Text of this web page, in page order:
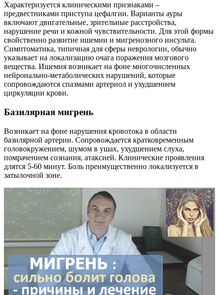
Характеризуется клиническими признаками –
предвестниками приступа цефалгии. Варианты ауры
включают двигательные, зрительные расстройства,
нарушение речи и кожной чувствительности. Для этой формы
свойственно развитие ишемии и мигренозного инсульта.
Симптоматика, типичная для сферы неврологии, обычно
указывает на локализацию очага поражения мозгового
вещества. Ишемия возникает на фоне многочисленных
нейронально-метаболических нарушений, которые
сопровождаются спазмами артериол и ухудшением
циркуляции крови.
Базилярная мигрень
Возникает на фоне нарушения кровотока в области
базилярной артерии. Сопровождается кратковременным
головокружением, шумом в ушах, ухудшением слуха,
помрачением сознания, атаксией. Клинические проявления
длятся 5-60 минут. Боль преимущественно локализуется в
затылочной зоне.